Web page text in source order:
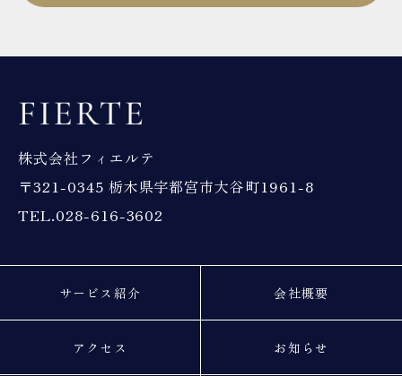
株式会社フィエルテ
〒321-0345 栃木県宇都宮市大谷町1961-8
TEL.028-616-3602
サービス紹介 会社概要
アクセス お知らせ